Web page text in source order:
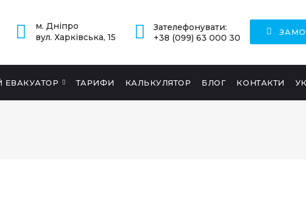
м. Дніпро
вул. Харківська, 15
Зателефонувати:
+38 (099) 63 000 30
ЕВАКУАТОР ТАРИФИ КАЛЬКУЛЯТОР БЛОГ КОНТАКТИ